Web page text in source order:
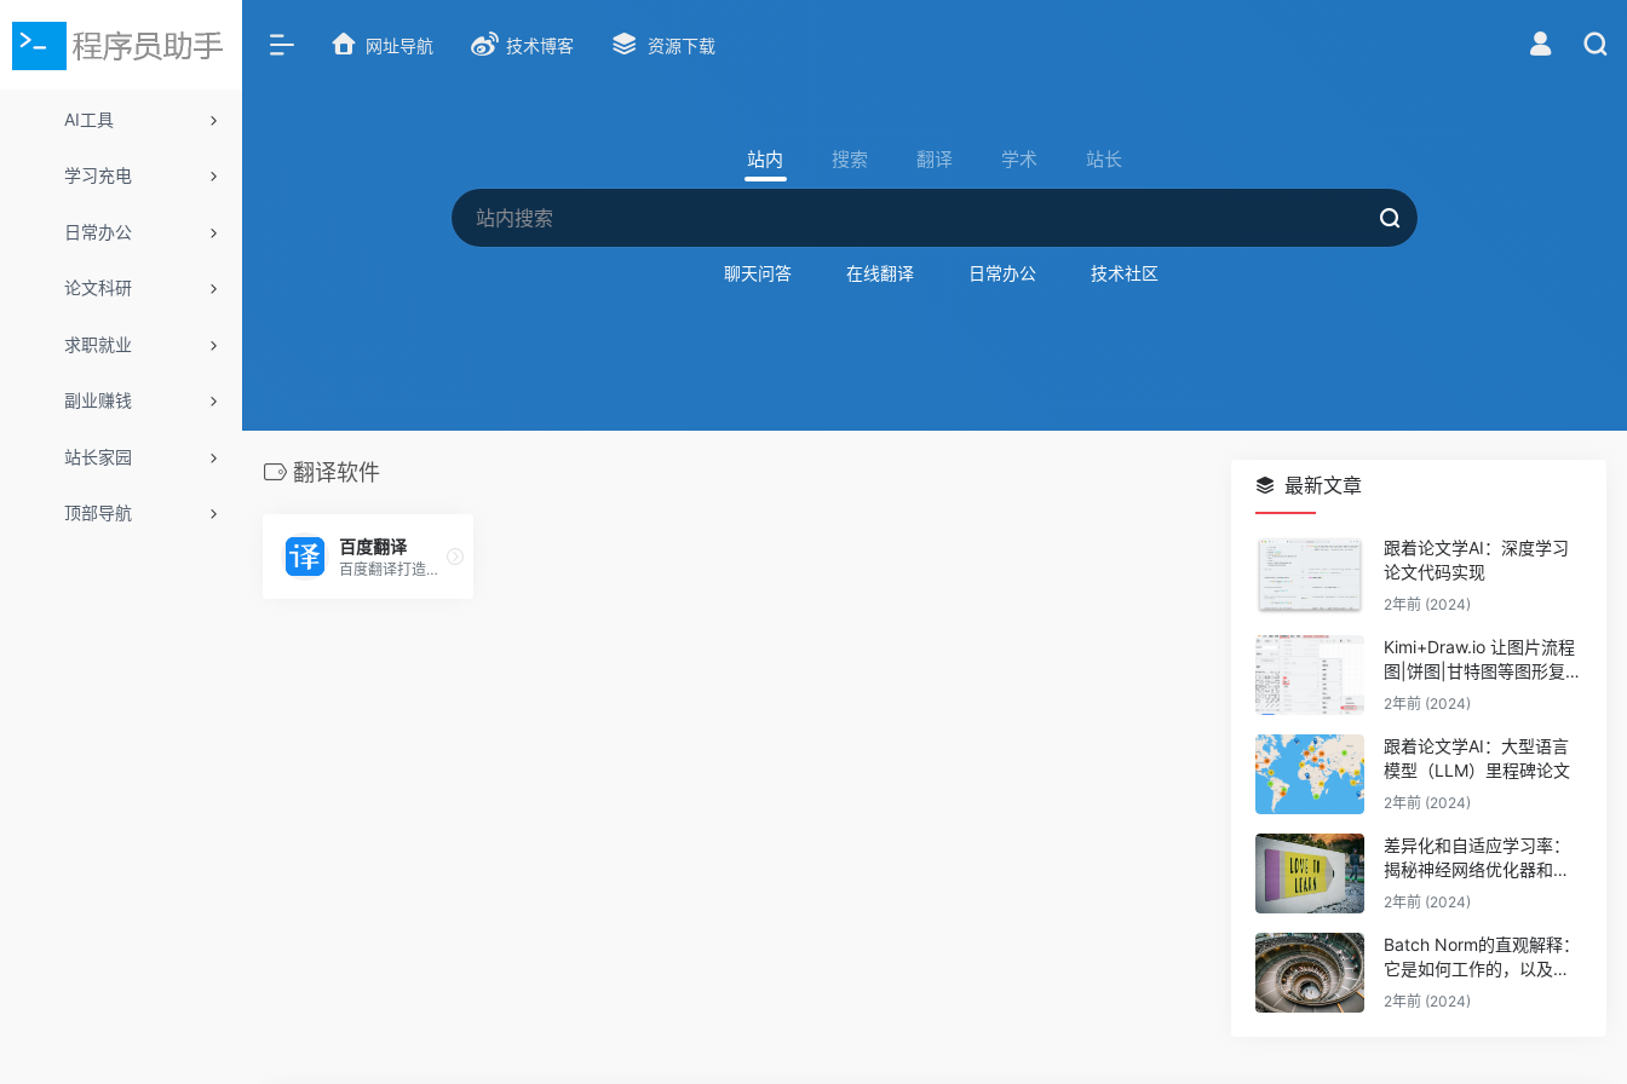
AI工具
学习充电
日常办公
论文科研
求职就业
副业赚钱
站长家园
顶部导航
网址导航 技术博客 资源下载
站内 搜索 翻译 学术 站长
聊天问答 在线翻译 日常办公 技术社区
翻译软件
百度翻译
百度翻译打造的新一代AI大模型翻译平台，为用户提供翻译和阅读外文场景的一站式智能解决方案，包括AI翻译、英文润色、双语审校、语法分析等多种能力，是智能时代不可或缺的翻译生产力终极加速器。
最新文章
跟着论文学AI：深度学习
论文代码实现
2年前 (2024)
Kimi+Draw.io 让图片流程
图|饼图|甘特图等图形复活
（可编辑）
2年前 (2024)
跟着论文学AI：大型语言
模型（LLM）里程碑论文
2年前 (2024)
差异化和自适应学习率：
揭秘神经网络优化器和调
度器
2年前 (2024)
Batch Norm的直观解释：
它是如何工作的，以及神
经网络为什么需要它
2年前 (2024)